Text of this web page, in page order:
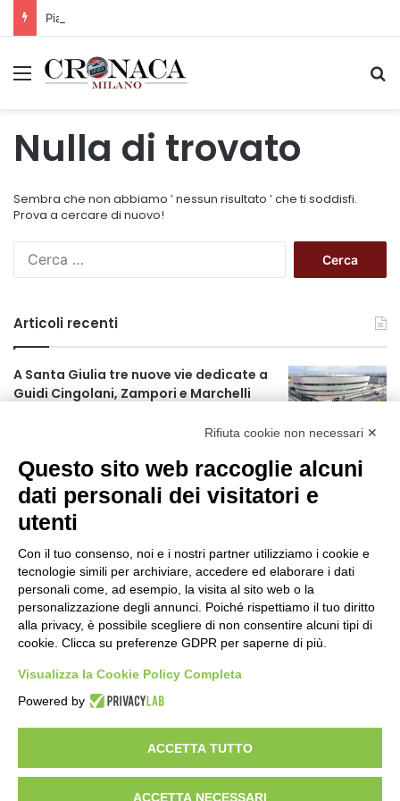
Piano straordinario casa, aperti concorsi internazionali
Menu
Nulla di trovato
Sembra che non abbiamo ’ nessun risultato ’ che ti soddisfi.
Prova a cercare di nuovo!
c
a
p
e
:
Articoli recenti
A Santa Giulia tre nuove vie dedicate a
Guidi Cingolani, Zampori e Marchelli
concorsi internazionali
22 ore fa
Rapporto OsMed 2025 sull’uso dei
farmaci in Italia
22 ore fa
Un nuovo modello di IA stima il volume
dei ghiacciai del pianeta
23 ore fa
Manutenzione strade, nel biennio
2026-27 investiti 56 milioni
2 giorni fa
Rifiuta cookie non necessari ✕
Questo sito web raccoglie alcuni
dati personali dei visitatori e
utenti
Con il tuo consenso, noi e i nostri partner utilizziamo i cookie e
tecnologie simili per archiviare, accedere ed elaborare i dati
personali come, ad esempio, la visita al sito web o la
personalizzazione degli annunci. Poiché rispettiamo il tuo diritto
alla privacy, è possibile scegliere di non consentire alcuni tipi di
cookie. Clicca su preferenze GDPR per saperne di più.
Visualizza la Cookie Policy Completa
Powered by
ACCETTA TUTTO
ACCETTA NECESSARI